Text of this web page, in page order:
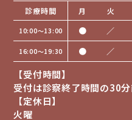
診療時間 月 火
10:00〜13:00 ● ／
16:00〜19:30 ● ／
【受付時間】
受付は診察終了時間の30分
【定休日】
火曜